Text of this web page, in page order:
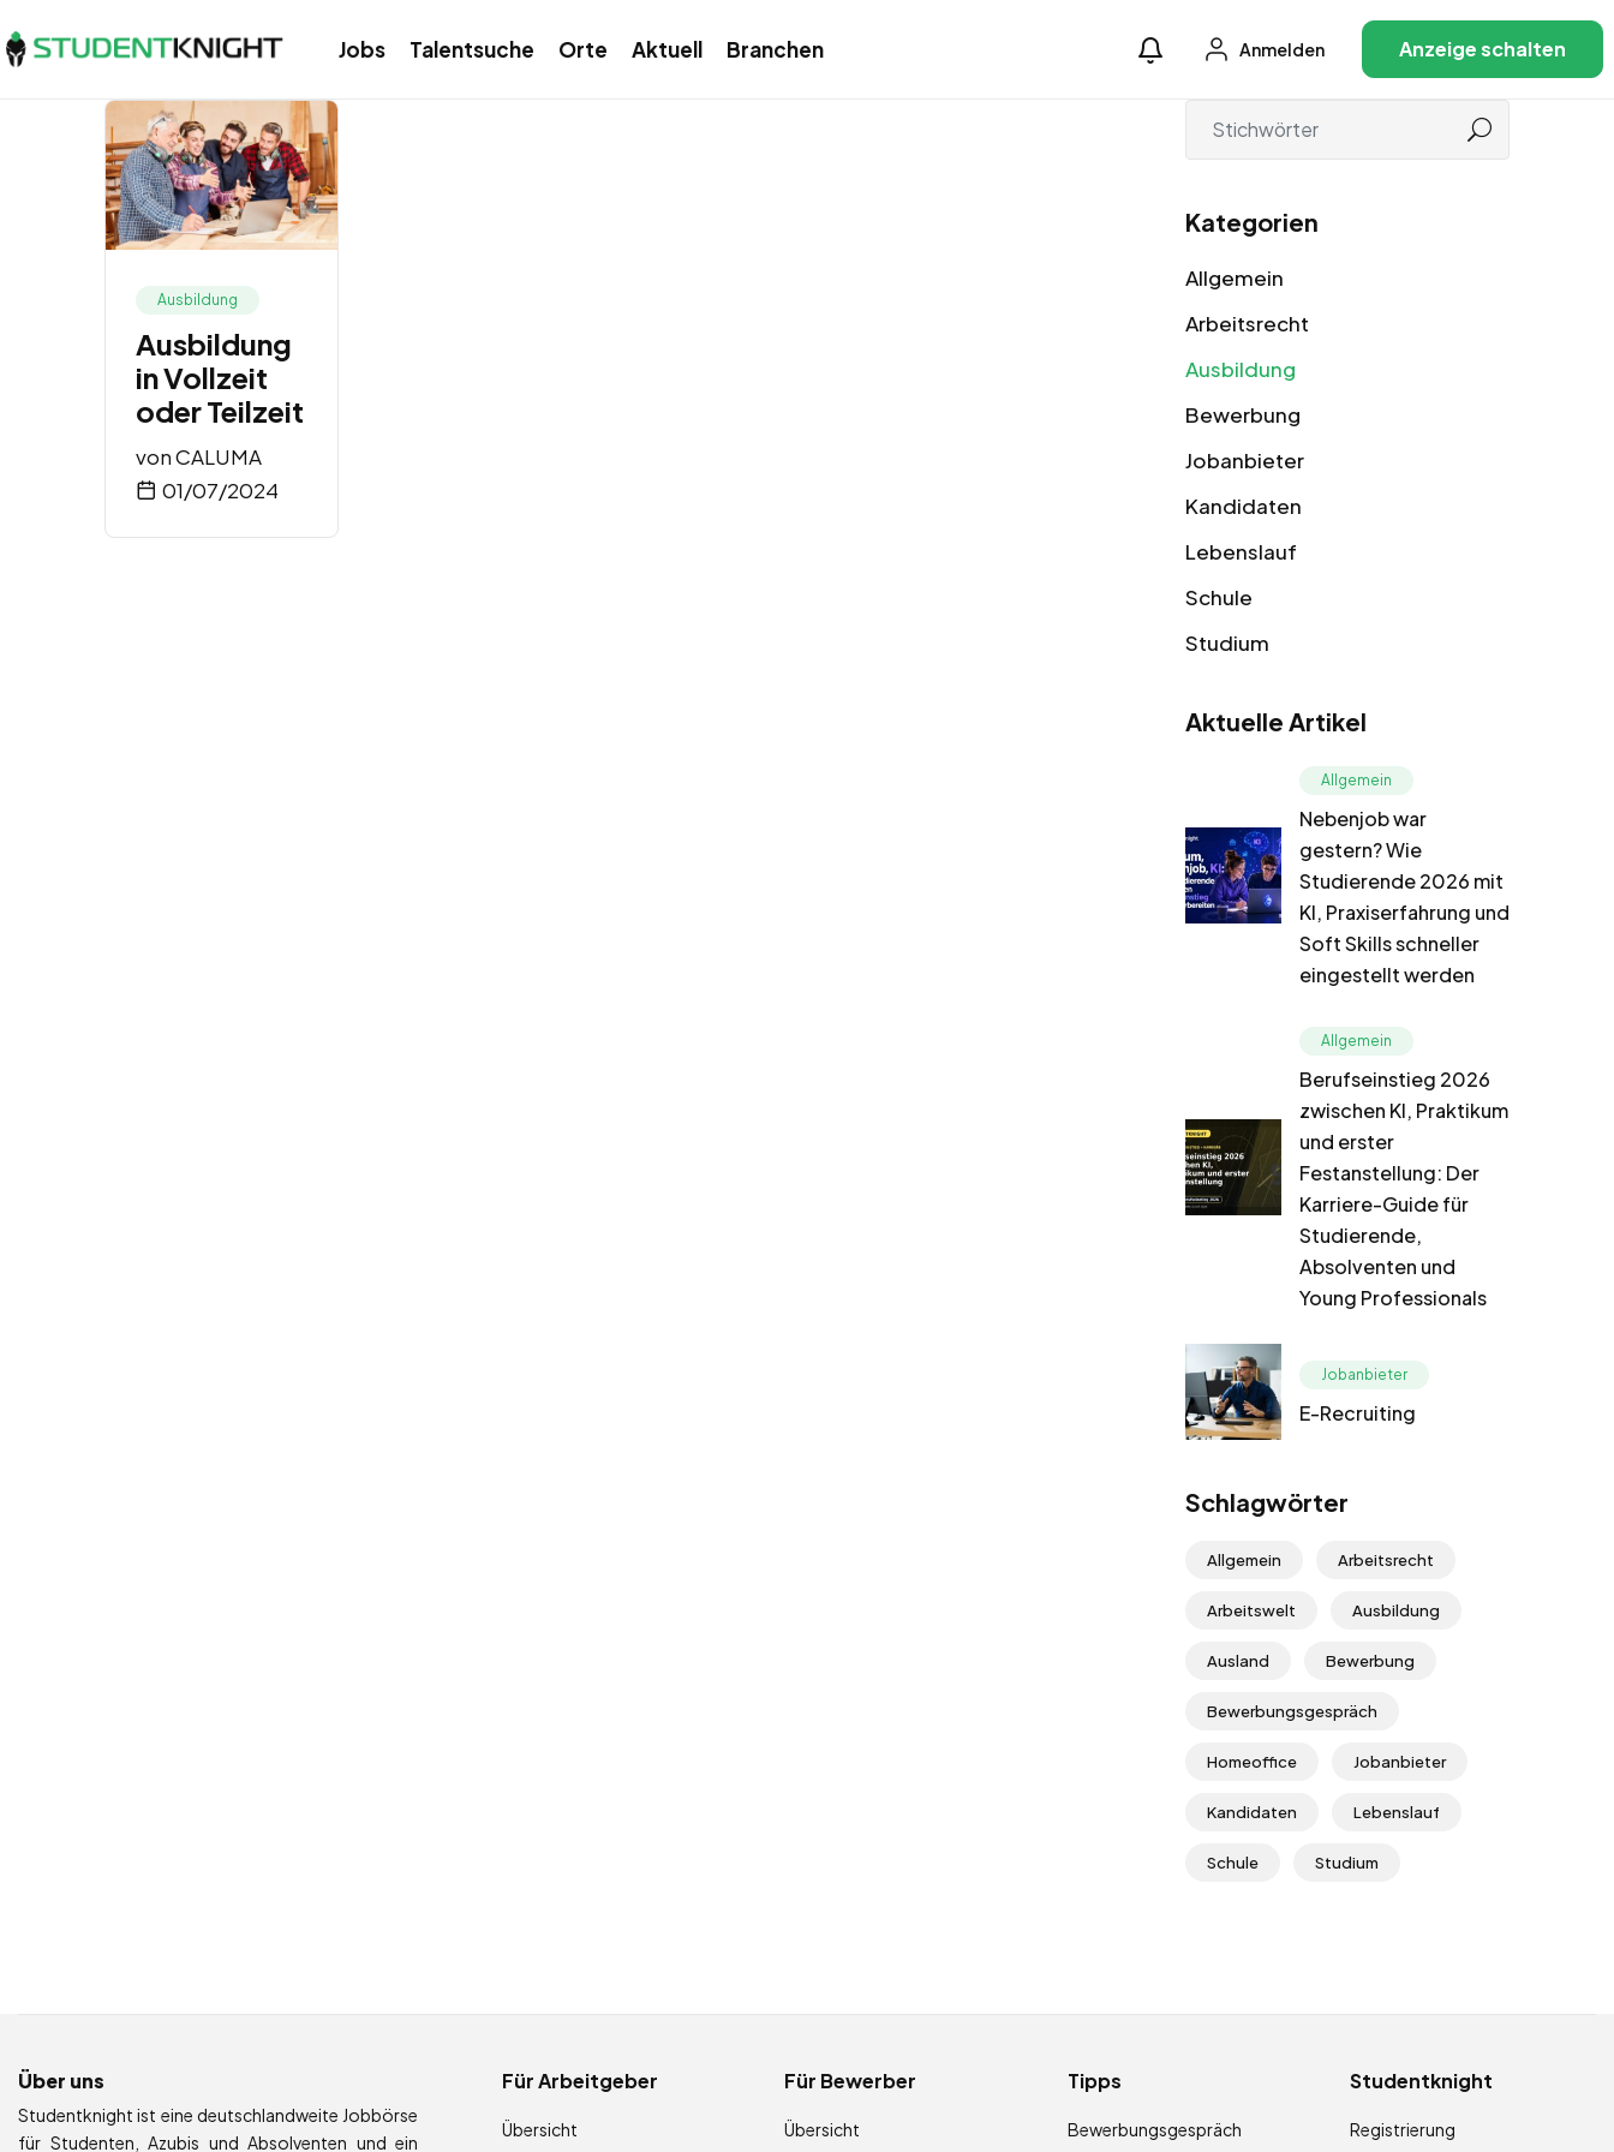
Jobs Talentsuche Orte Aktuell Branchen Anmelden Anzeige schalten
Ausbildung
Ausbildung
in Vollzeit
oder Teilzeit
vonCALUMA
01/07/2024
Kategorien
Allgemein
Arbeitsrecht
Ausbildung
Bewerbung
Jobanbieter
Kandidaten
Lebenslauf
Schule
Studium
Aktuelle Artikel
Allgemein
Nebenjob war
gestern? Wie
Studierende 2026 mit
KI, Praxiserfahrung und
Soft Skills schneller
eingestellt werden
Allgemein
Berufseinstieg 2026
zwischen KI, Praktikum
und erster
Festanstellung: Der
Karriere-Guide für
Studierende,
Absolventen und
Young Professionals
Jobanbieter
E-Recruiting
Schlagwörter
Allgemein Arbeitsrecht
Arbeitswelt Ausbildung
Ausland Bewerbung
Bewerbungsgespräch
Homeoffice Jobanbieter
Kandidaten Lebenslauf
Schule Studium
Über uns
Studentknight ist eine deutschlandweite Jobbörse
für Studenten, Azubis und Absolventen und ein
Für Arbeitgeber
Übersicht
Für Bewerber
Übersicht
Tipps
Bewerbungsgespräch
Studentknight
Registrierung